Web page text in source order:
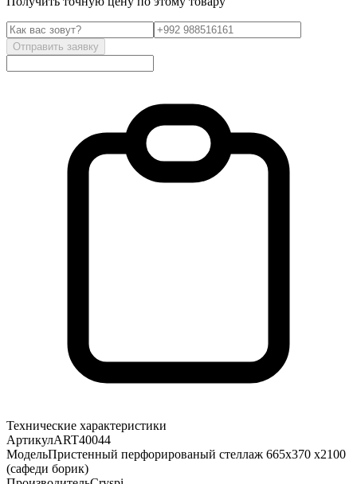
Отправить заявку
Технические характеристики
АртикулART40044
МодельПристенный перфорированый стеллаж 665х370 х2100
(сафеди борик)